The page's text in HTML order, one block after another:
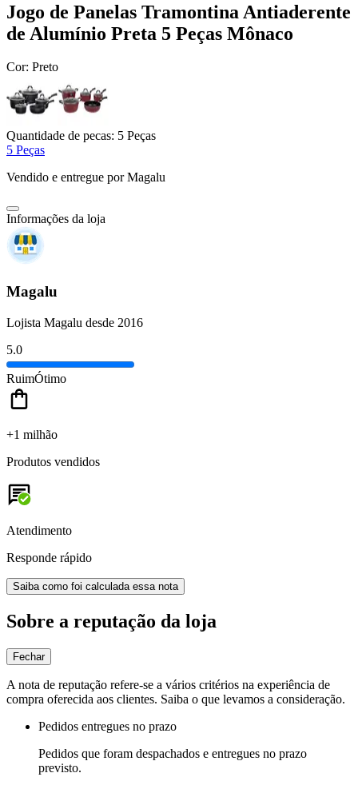
Jogo de Panelas Tramontina Antiaderente
de Alumínio Preta 5 Peças Mônaco
Cor: Preto
Quantidade de pecas: 5 Peças
5 Peças
Vendido e entregue por Magalu
Informações da loja
Magalu
Lojista Magalu desde 2016
5.0
RuimÓtimo
+1 milhão
Produtos vendidos
Atendimento
Responde rápido
Saiba como foi calculada essa nota
Sobre a reputação da loja
Fechar
A nota de reputação refere-se a vários critérios na experiência de
compra oferecida aos clientes. Saiba o que levamos a consideração.
Pedidos entregues no prazo
Pedidos que foram despachados e entregues no prazo
previsto.